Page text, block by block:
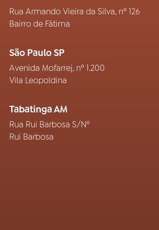
Rua Armando Vieira da Silva, nº 126
Bairro de Fátima
São Paulo SP
Avenida Mofarrej, nº 1.200
Vila Leopoldina
Tabatinga AM
Rua Rui Barbosa S/Nº
Rui Barbosa